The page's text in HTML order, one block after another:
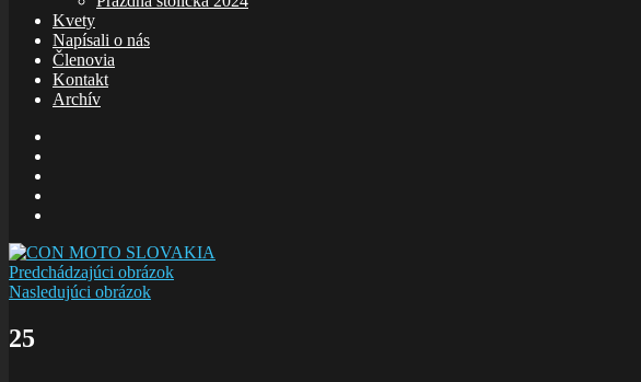
Kvety
Napísali o nás
Členovia
Kontakt
Archív
Predchádzajúci obrázok
Nasledujúci obrázok
25